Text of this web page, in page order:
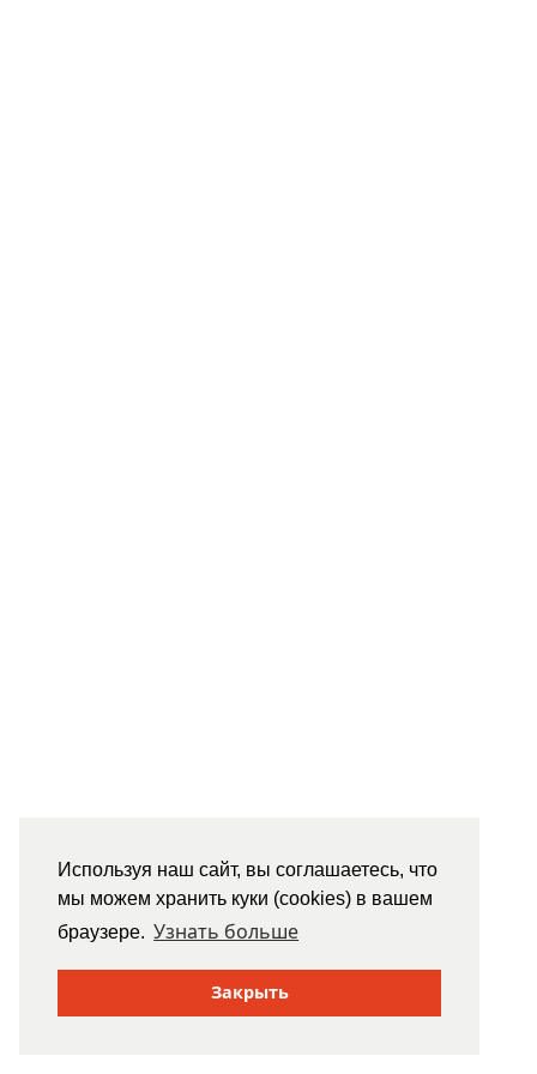
Используя наш сайт, вы соглашаетесь, что
мы можем хранить куки (cookies) в вашем
браузере. Узнать больше
Закрыть